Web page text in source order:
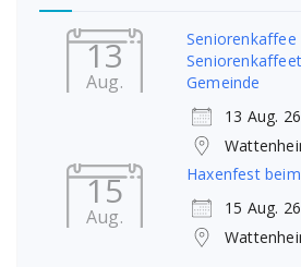
13
Aug.
Gemeinde
13 Aug. 26
15
Aug.
Haxenfest
15 Aug. 26